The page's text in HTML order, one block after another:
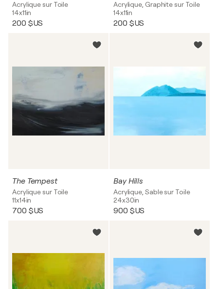
Acrylique sur Toile
14x11in
200 $US
Acrylique, Graphite sur Toile
14x11in
200 $US
The Tempest
Acrylique sur Toile
11x14in
700 $US
Bay Hills
Acrylique, Sable sur Toile
24x30in
900 $US